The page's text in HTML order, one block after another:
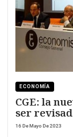
ECONOMÍA
CGE: la
ser
16 De Mayo De 2023